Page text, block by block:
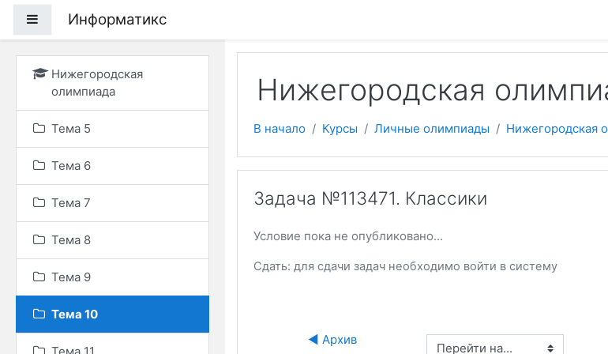
Боковая панель
Информатикс
Нижегородская
олимпиада
Тема 5
Тема 6
Тема 7
Тема 8
Тема 9
Тема 10
Нижегородская
В начало Курсы Личные олимпиады Нижегородская
Задача №113471. Классики
Условие пока не опубликовано...
Сдать: для сдачи задач необходимо войти в систему
◀︎ Архив
Перейти на...